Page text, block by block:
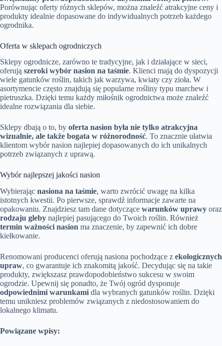
Porównując oferty różnych sklepów, można znaleźć atrakcyjne ceny i
produkty idealnie dopasowane do indywidualnych potrzeb każdego
ogrodnika.
Oferta w sklepach ogrodniczych
Sklepy ogrodnicze, zarówno te tradycyjne, jak i działające w sieci,
oferują szeroki wybór nasion na taśmie. Klienci mają do dyspozycji
wiele gatunków roślin, takich jak warzywa, kwiaty czy zioła. W
asortymencie często znajdują się popularne rośliny typu marchew i
pietruszka. Dzięki temu każdy miłośnik ogrodnictwa może znaleźć
idealne rozwiązania dla siebie.
Sklepy dbają o to, by oferta nasion była nie tylko atrakcyjna
wizualnie, ale także bogata w różnorodność. To znacznie ułatwia
klientom wybór nasion najlepiej dopasowanych do ich unikalnych
potrzeb związanych z uprawą.
Wybór najlepszej jakości nasion
Wybierając nasiona na taśmie, warto zwrócić uwagę na kilka
istotnych kwestii. Po pierwsze, sprawdź informacje zawarte na
opakowaniu. Znajdziesz tam dane dotyczące warunków uprawy oraz
rodzaju gleby najlepiej pasującego do Twoich roślin. Również
termin ważności nasion ma znaczenie, by zapewnić ich dobre
kiełkowanie.
Renomowani producenci oferują nasiona pochodzące z ekologicznych
upraw, co gwarantuje ich znakomitą jakość. Decydując się na takie
produkty, zwiększasz prawdopodobieństwo sukcesu w swoim
ogrodzie. Upewnij się ponadto, że Twój ogród dysponuje
odpowiednimi warunkami dla wybranych gatunków roślin. Dzięki
temu unikniesz problemów związanych z niedostosowaniem do
lokalnego klimatu.
Powiązane wpisy: